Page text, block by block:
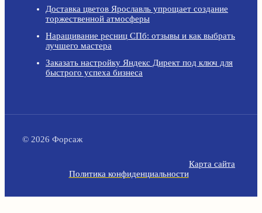
Доставка цветов Ярославль упрощает создание
торжественной атмосферы
Наращивание ресниц СПб: отзывы и как выбрать
лучшего мастера
Заказать настройку Яндекс Директ под ключ для
быстрого успеха бизнеса
© 2026 Форсаж
Карта сайта
Политика конфиденциальности